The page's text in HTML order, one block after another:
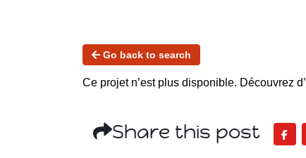
Go back to search
Ce projet n’est plus disponible. Découvrez
Share this post